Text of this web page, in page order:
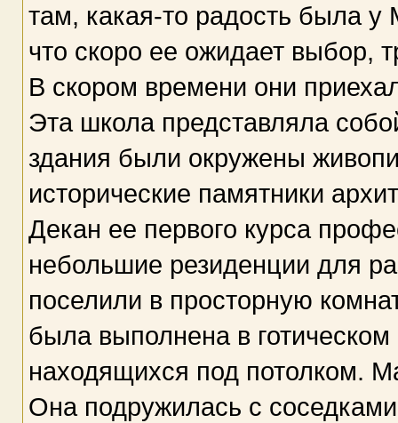
там, какая-то радость была
что скоро ее ожидает выбор,
В скором времени они
Эта школа представляла
здания были окружены
исторические памятники
Декан ее первого курса
небольшие резиденции для
поселили в просторную
была выполнена в
находящихся под потолком.
Она подружилась с